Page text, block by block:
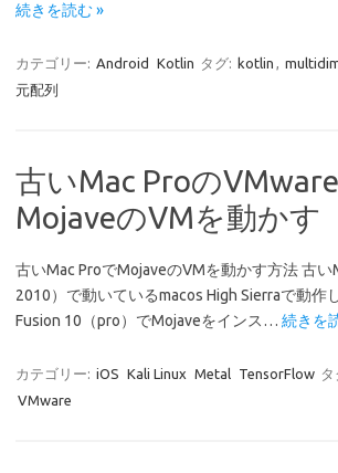
続きを読む »
カテゴリー: Android Kotlin タグ: kotlin ,
元配列
古いMac Proの
MojaveのVMを動かす
古いMac ProでMojaveのVMを動かす方法 古い
2010）で動いているmacos High Sierraで動作
Fusion 10（pro）でMojaveをインス… 続きを
カテゴリー: iOS Kali Linux Metal TensorFlow タ
VMware